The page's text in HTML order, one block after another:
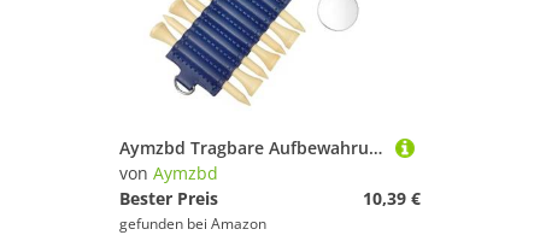
Aymzbd Tragbare Aufbewahrungstasche, Organizer Und Übungstasche für Golf Tees, Blau
von Aymzbd
Bester Preis
10,39 €
gefunden bei Amazon